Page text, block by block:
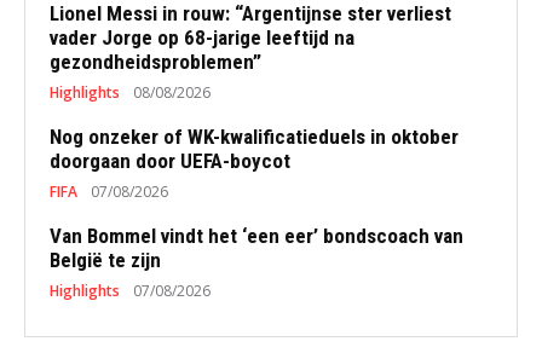
Lionel Messi in rouw: “Argentijnse ster verliest
vader Jorge op 68-jarige leeftijd na
gezondheidsproblemen”
Highlights 08/08/2026
Nog onzeker of WK-kwalificatieduels in oktober
doorgaan door UEFA-boycot
FIFA 07/08/2026
Van Bommel vindt het ‘een eer’ bondscoach van
België te zijn
Highlights 07/08/2026